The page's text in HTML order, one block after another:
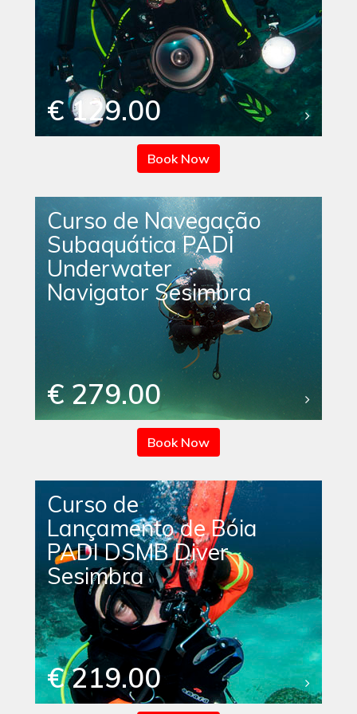
€ 129.00
Book Now
Curso de Navegação
Subaquática PADI
Underwater
Navigator Sesimbra
€ 279.00
Book Now
Curso de
Lançamento de Bóia
PADI DSMB Diver
Sesimbra
€ 219.00